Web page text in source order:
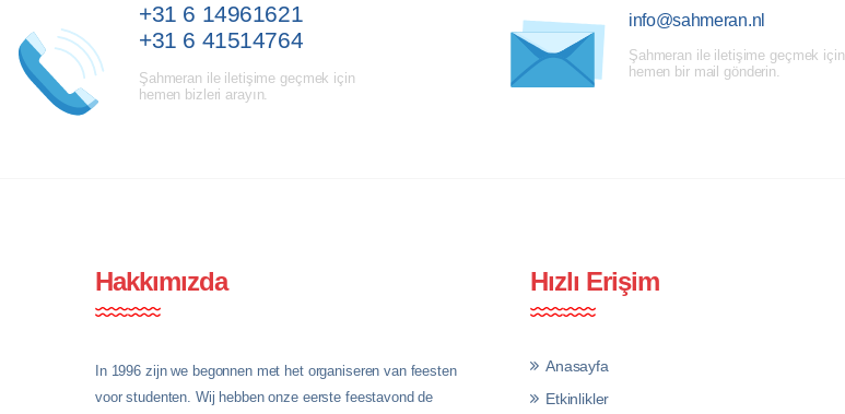
+31 6 14961621
+31 6 41514764
Şahmeran ile iletişime geçmek için
hemen bizleri arayın.
info@sahmeran.nl
Şahmeran ile iletişime geçmek için
hemen bir mail gönderin.
Hakkımızda
In 1996 zijn we begonnen met het organiseren van feesten
voor studenten. Wij hebben onze eerste feestavond de
Hızlı Erişim
Anasayfa
Etkinlikler